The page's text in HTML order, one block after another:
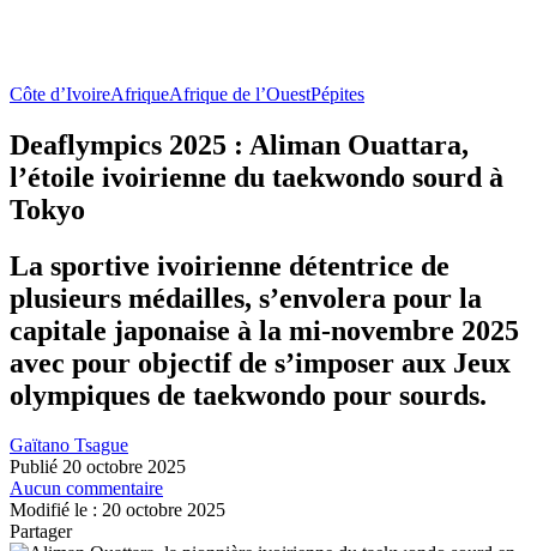
Côte d’IvoireAfriqueAfrique de l’OuestPépites
Deaflympics 2025 : Aliman Ouattara,
l’étoile ivoirienne du taekwondo sourd à
Tokyo
La sportive ivoirienne détentrice de
plusieurs médailles, s’envolera pour la
capitale japonaise à la mi-novembre 2025
avec pour objectif de s’imposer aux Jeux
olympiques de taekwondo pour sourds.
Gaïtano Tsague
Publié 20 octobre 2025
Aucun commentaire
Modifié le : 20 octobre 2025
Partager